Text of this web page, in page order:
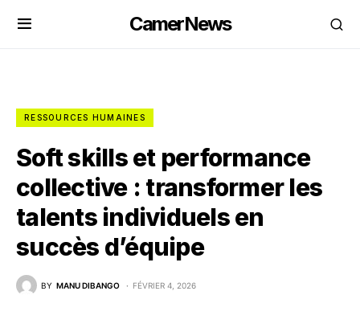
CamerNews
RESSOURCES HUMAINES
Soft skills et performance
collective : transformer les
talents individuels en
succès d’équipe
BY MANU DIBANGO FÉVRIER 4, 2026